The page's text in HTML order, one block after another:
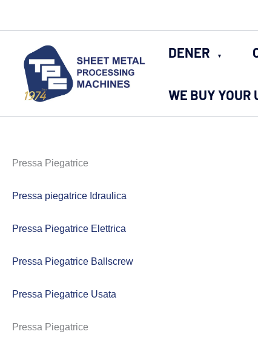
DENER
WE BUY YOUR
Pressa Piegatrice
Pressa piegatrice Idraulica
Pressa Piegatrice Elettrica
Pressa Piegatrice Ballscrew
Pressa Piegatrice Usata
Pressa Piegatrice